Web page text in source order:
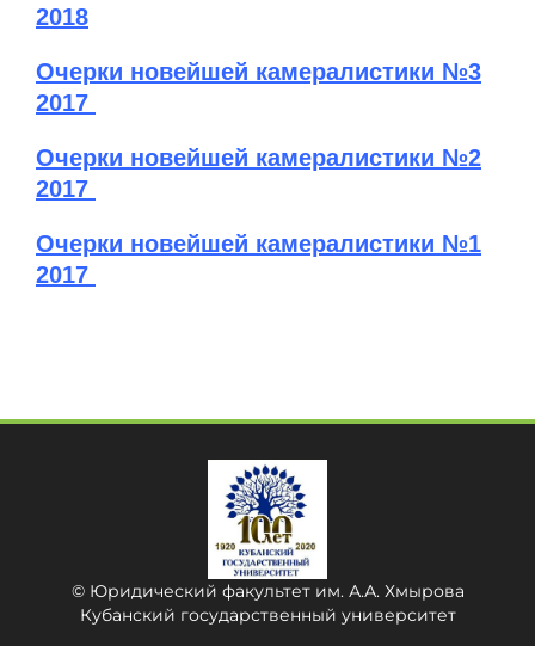
2018
Очерки новейшей камералистики №3
2017
Очерки новейшей камералистики №2
2017
Очерки новейшей камералистики №1
2017
© Юридический факультет им. А.А. Хмырова
Кубанский государственный университет